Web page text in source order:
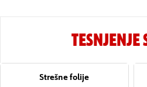
TESNJENJE
Strešne folije